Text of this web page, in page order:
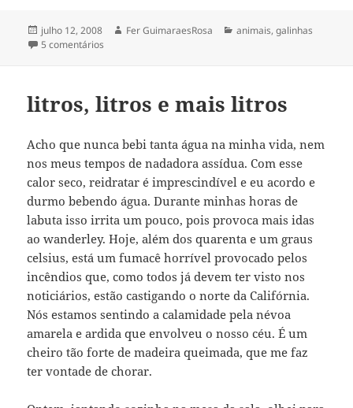
Publicado
em
julho 12, 2008 Autor
Fer GuimaraesRosa Categorias
animais,galinhas
5 comentários
litros, litros e mais litros
Acho que nunca bebi tanta água na minha vida, nem
nos meus tempos de nadadora assídua. Com esse
calor seco, reidratar é imprescindível e eu acordo e
durmo bebendo água. Durante minhas horas de
labuta isso irrita um pouco, pois provoca mais idas
ao wanderley. Hoje, além dos quarenta e um graus
celsius, está um fumacê horrível provocado pelos
incêndios que, como todos já devem ter visto nos
noticiários, estão castigando o norte da Califórnia.
Nós estamos sentindo a calamidade pela névoa
amarela e ardida que envolveu o nosso céu. É um
cheiro tão forte de madeira queimada, que me faz
ter vontade de chorar.